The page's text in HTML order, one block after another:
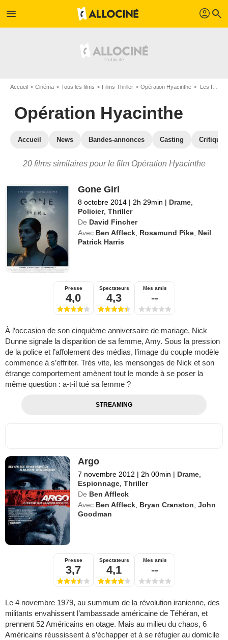
menu profil search
Accueil Cinéma Tous les films Films Thriller Opération Hyacinthe Les films similaires à "Opération Hyacinthe"
Opération Hyacinthe
Accueil News Bandes-annonces Casting
20 films similaires pour le film Opération Hyacinthe
Gone Girl
8 octobre 2014 | 2h 29min | Drame
Policier,Thriller
De David Fincher
Avec Ben Affleck Rosamund Pike Neil
Patrick Harris
Presse
4,0
Spectateurs
4,3
Mes amis
--
À l’occasion de son cinquième anniversaire de mariage, Nick
Dunne signale la disparition de sa femme, Amy. Sous la pression
de la police et l’affolement des médias, l’image du couple modèle
commence à s’effriter. Très vite, les mensonges de Nick et son
étrange comportement amènent tout le monde à se poser la
même question : a-t-il tué sa femme ?
STREAMING
Argo
7 novembre 2012 | 2h 00min | Drame
Espionnage ,Thriller
De Ben Affleck
Avec Ben Affleck Bryan Cranston ,John
Goodman
Presse
3,7
Spectateurs
4,1
Mes amis
--
Le 4 novembre 1979, au summum de la révolution iranienne, des
militants envahissent l’ambassade américaine de Téhéran, et
prennent 52 Américains en otage. Mais au milieu du chaos, 6
Américains réussissent à s’échapper et à se réfugier au domicile